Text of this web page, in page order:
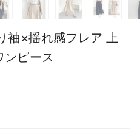
袖×揺れ感フレア 上
ンピース